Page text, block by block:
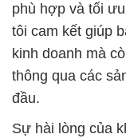
phù hợp và tối
tôi cam kết giúp
kinh doanh mà
thông qua các
đầu.
Sự hài lòng của